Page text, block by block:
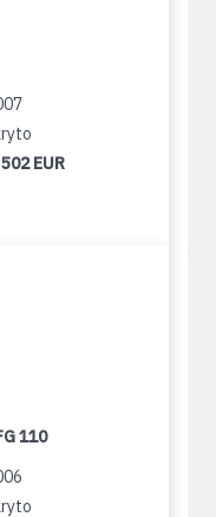
EUR
110